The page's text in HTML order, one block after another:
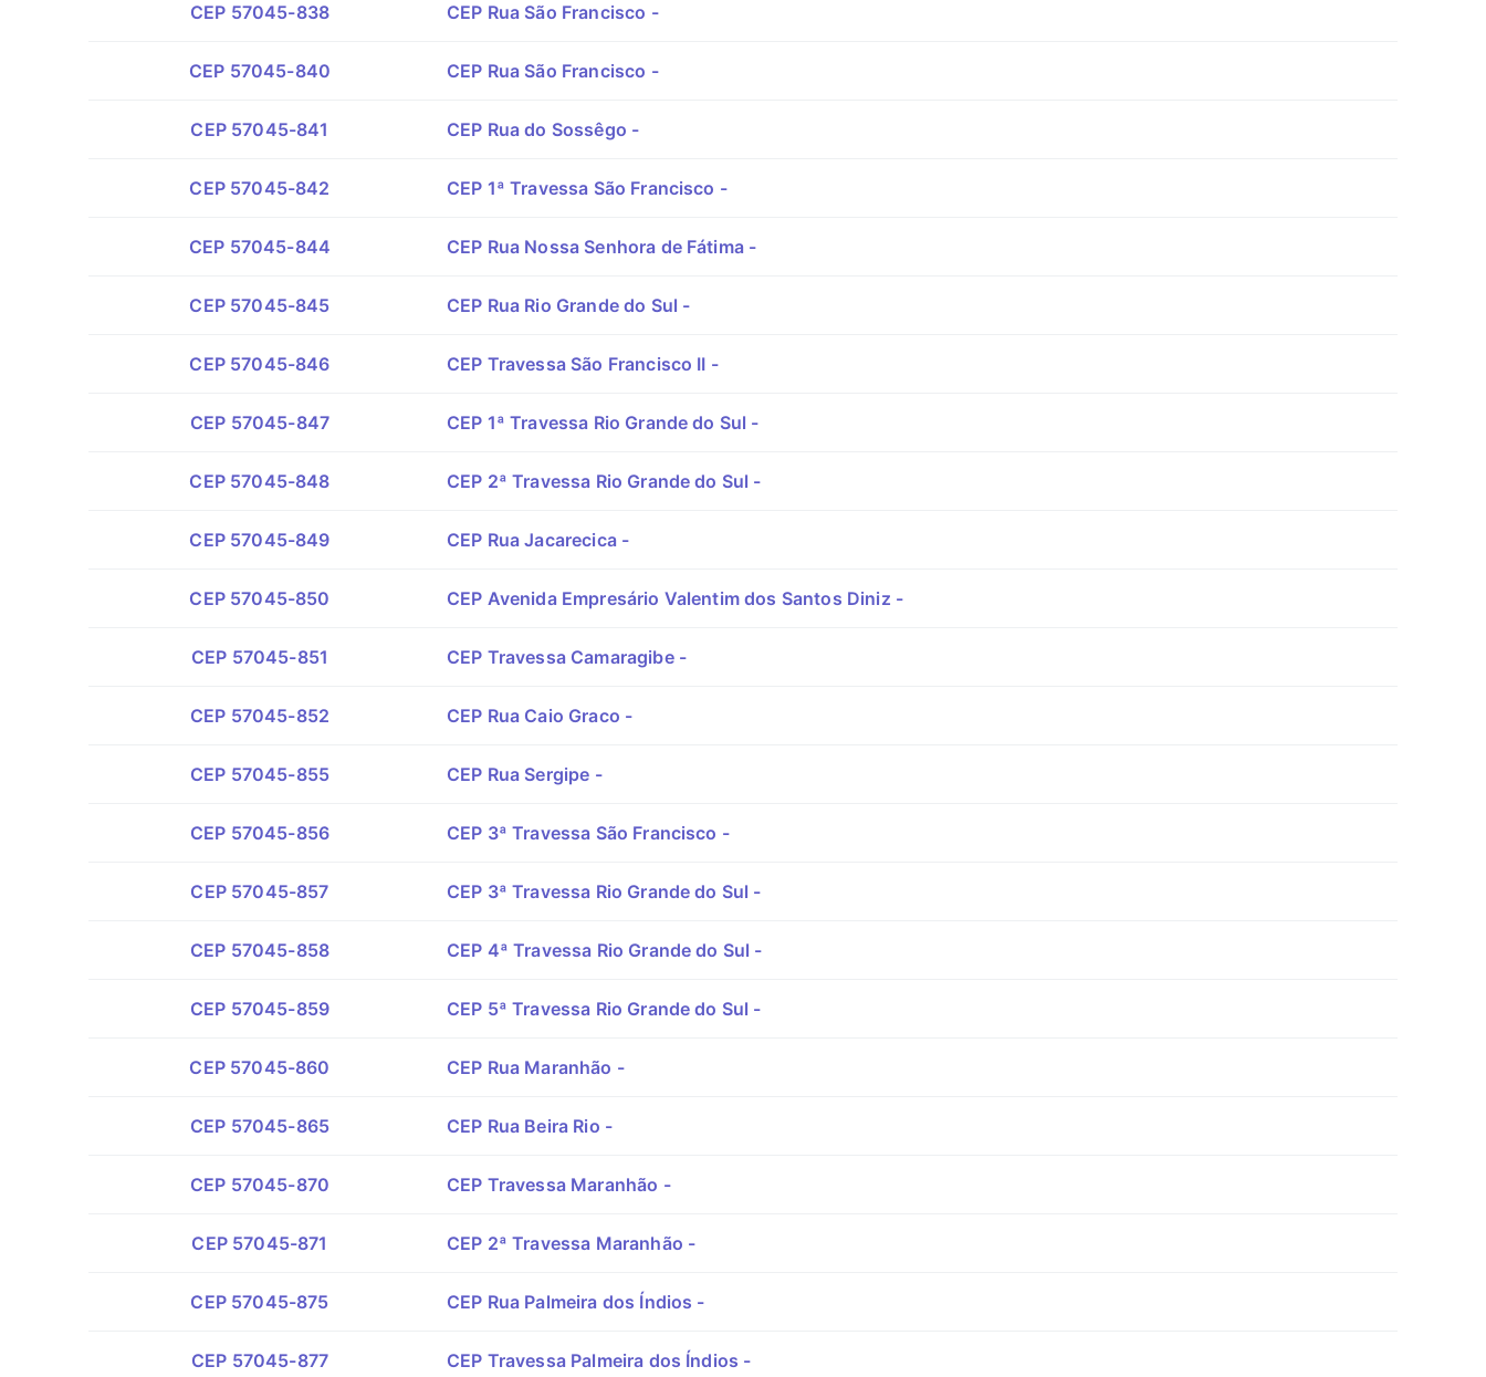
CEP 57045-838 CEP Rua São Francisco -
CEP 57045-840 CEP Rua São Francisco -
CEP 57045-841 CEP Rua do Sossêgo -
CEP 57045-842 CEP 1ª Travessa São Francisco -
CEP 57045-844 CEP Rua Nossa Senhora de Fátima -
CEP 57045-845 CEP Rua Rio Grande do Sul -
CEP 57045-846 CEP Travessa São Francisco II -
CEP 57045-847 CEP 1ª Travessa Rio Grande do Sul -
CEP 57045-848 CEP 2ª Travessa Rio Grande do Sul -
CEP 57045-849 CEP Rua Jacarecica -
CEP 57045-850 CEP Avenida Empresário Valentim dos Santos Diniz -
CEP 57045-851 CEP Travessa Camaragibe -
CEP 57045-852 CEP Rua Caio Graco -
CEP 57045-855 CEP Rua Sergipe -
CEP 57045-856 CEP 3ª Travessa São Francisco -
CEP 57045-857 CEP 3ª Travessa Rio Grande do Sul -
CEP 57045-858 CEP 4ª Travessa Rio Grande do Sul -
CEP 57045-859 CEP 5ª Travessa Rio Grande do Sul -
CEP 57045-860 CEP Rua Maranhão -
CEP 57045-865 CEP Rua Beira Rio -
CEP 57045-870 CEP Travessa Maranhão -
CEP 57045-871 CEP 2ª Travessa Maranhão -
CEP 57045-875 CEP Rua Palmeira dos Índios -
CEP 57045-877 CEP Travessa Palmeira dos Índios -